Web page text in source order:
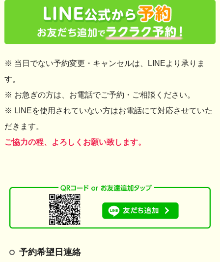
※ 当日でない予約変更・キャンセルは、LINEより承りま
す。
※ お急ぎの方は、お電話でご予約・ご相談ください。
※ LINEを使用されていない方はお電話にて対応させていた
だきます。
ご協力の程、よろしくお願い致します。
予約希望日連絡